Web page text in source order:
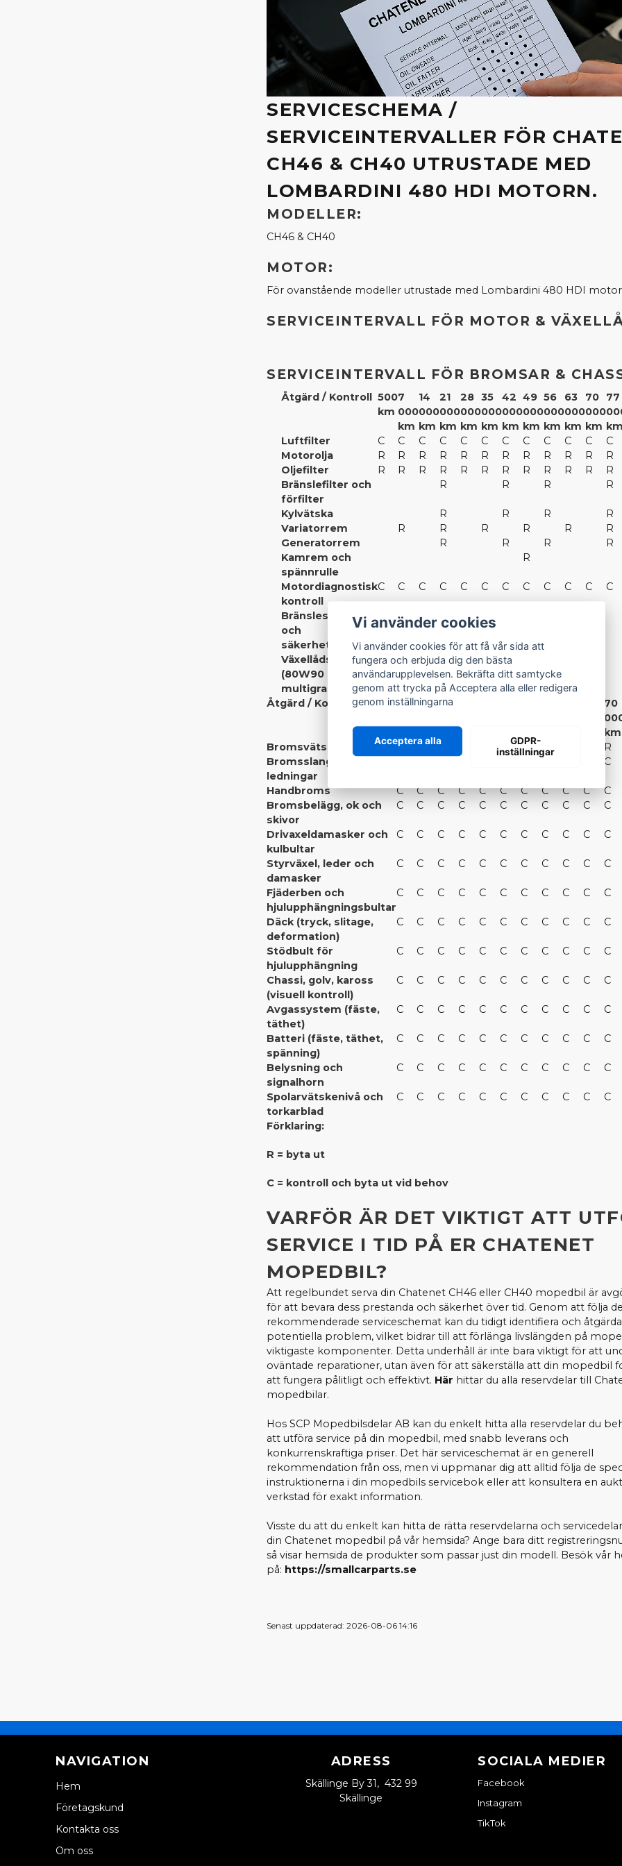
SERVICESCHEMA /
SERVICEINTERVALLER FÖR
CH46 & CH40 UTRUSTADE MED
LOMBARDINI 480 HDI MOTORN.
MODELLER:
CH46 & CH40
MOTOR:
För ovanstående modeller utrustade med Lombardini 480 HDI
SERVICEINTERVALL FÖR MOTOR &
SERVICEINTERVALL FÖR BROMSAR &
Åtgärd / Kontroll 500
km
7
000
km
14
000
km
21
000
km
28
000
km
35
000
km
42
000
km
49
000
km
56
000
km
63
000
km
70
000
km
77
km
Luftfilter
C C C C C C C C C C C C
Motorolja
R R R R R R R R R R R R
Oljefilter
R R R R R R R R R R R R
Bränslefilter och
förfilter
R R R R
Kylvätska R R R
R
Variatorrem
R R R R R R
Generatorrem
R R R
R
Kamrem och
spännrulle
R
Motordiagnostisk
kontroll
C C C C C C C C C C C C
Bränsleslangar
och
säkerhetsfilter
Växellådsolja
(80W90
multigrade 1)
R R R
Åtgärd / Kontroll
5007
14
km
70
km
Bromsvätska
C C C C R C R
Bromsslangar och
ledningar
C C
Handbroms C C C C C C C C C C C
Bromsbelägg, ok och
skivor
C C C C C C C C C C C
Drivaxeldamasker och
kulbultar
C C C C C C C C C C C
Styrväxel, leder och
damasker
C C C C C C C C C C C
Fjäderben och
hjulupphängningsbultar
C C C C C C C C C C C
Däck (tryck, slitage,
deformation)
C C C C C C C C C C C
Stödbult för
hjulupphängning
C C C C C C C C C C C
Chassi, golv, kaross
(visuell kontroll)
C C C C C C C C C C C
Avgassystem (fäste,
täthet)
C C C C C C C C C C C
Batteri (fäste, täthet,
spänning)
C C C C C C C C C C C
Belysning och
signalhorn
C C C C C C C C C C C
Spolarvätskenivå och
torkarblad
C C C C C C C C C C C
Förklaring:
R = byta ut
C = kontroll och byta ut vid behov
VARFÖR ÄR DET VIKTIGT ATT
SERVICE I TID PÅ ER CHATENET
MOPEDBIL?
Att regelbundet serva din Chatenet CH46 eller CH40 mopedbil är
för att bevara dess prestanda och säkerhet över tid. Genom att följa
rekommenderade serviceschemat kan du tidigt identifiera och åtgärda
potentiella problem, vilket bidrar till att förlänga livslängden på
viktigaste komponenter. Detta underhåll är inte bara viktigt för att
oväntade reparationer, utan även för att säkerställa att din mopedbil
att fungera pålitligt och effektivt. Här hittar du alla reservdelar till
mopedbilar.
Hos SCP Mopedbilsdelar AB kan du enkelt hitta alla reservdelar du
att utföra service på din mopedbil, med snabb leverans och
konkurrenskraftiga priser. Det här serviceschemat är en generell
rekommendation från oss, men vi uppmanar dig att alltid följa de
instruktionerna i din mopedbils servicebok eller att konsultera en
verkstad för exakt information.
Visste du att du enkelt kan hitta de rätta reservdelarna och
din Chatenet mopedbil på vår hemsida? Ange bara ditt
så visar hemsida de produkter som passar just din modell. Besök vår
på: https://smallcarparts.se
Senast uppdaterad: 2026-08-06 14:16
NAVIGATION
Hem
Företagskund
Kontakta oss
Om oss
ADRESS
Skällinge By 31, 432 99
Skällinge
SOCIALA MEDIER
Facebook
Instagram
TikTok
Vi använder cookies
Vi använder cookies för att få vår sida att
fungera och erbjuda dig den bästa
användarupplevelsen. Bekräfta ditt samtycke
genom att trycka på Acceptera alla eller redigera
genom inställningarna
Acceptera alla
GDPR-
inställningar